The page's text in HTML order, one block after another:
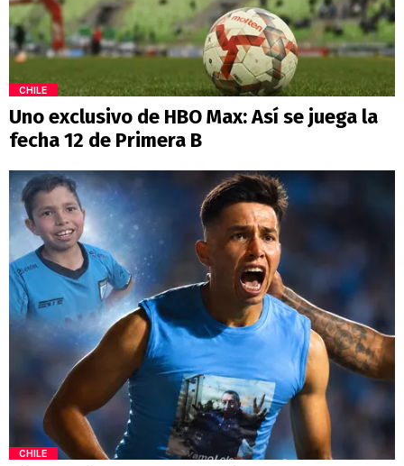
CHILE
Uno exclusivo de HBO Max: Así se juega la
fecha 12 de Primera B
CHILE